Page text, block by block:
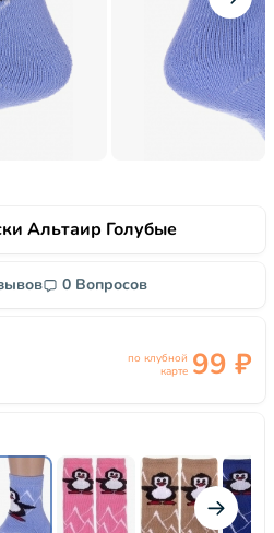
Альтаир Голубые
0 Вопросов
по клубной
карте 99 ₽